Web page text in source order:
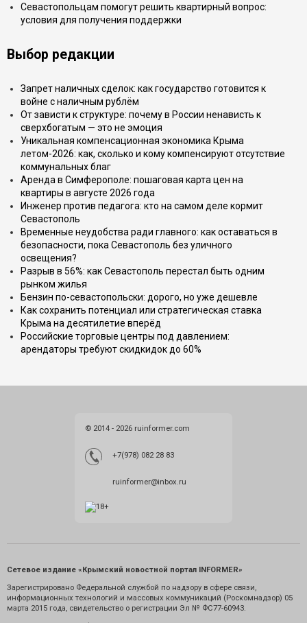
Севастопольцам помогут решить квартирный вопрос:
условия для получения поддержки
Выбор редакции
Запрет наличных сделок: как государство готовится к
войне с наличным рублём
От зависти к структуре: почему в России ненависть к
сверхбогатым — это не эмоция
Уникальная компенсационная экономика Крыма
летом-2026: как, сколько и кому компенсируют отсутствие
коммунальных благ
Аренда в Симферополе: пошаговая карта цен на
квартиры в августе 2026 года
Инженер против педагога: кто на самом деле кормит
Севастополь
Временные неудобства ради главного: как оставаться в
безопасности, пока Севастополь без уличного
освещения?
Разрыв в 56%: как Севастополь перестал быть одним
рынком жилья
Бензин по-севастопольски: дорого, но уже дешевле
Как сохранить потенциал или стратегическая ставка
Крыма на десятилетие вперёд
Российские торговые центры под давлением:
арендаторы требуют скидкидок до 60%
© 2014 - 2026 ruinformer.com
+7(978) 082 28 83
ruinformer@inbox.ru
Сетевое издание «Крымский новостной портал INFORMER»
Зарегистрировано Федеральной службой по надзору в сфере связи,
информационных технологий и массовых коммуникаций (Роскомнадзор) 05
марта 2015 года, свидетельство о регистрации Эл № ФС77-60943.